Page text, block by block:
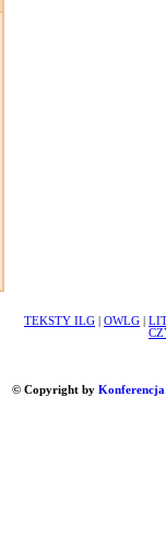
TEKSTY ILG OWLG
© Copyright by Konferencja